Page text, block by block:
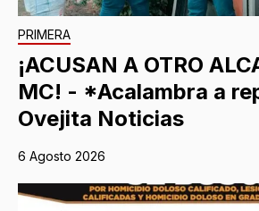
PRIMERA
¡ACUSAN A OTRO
MC! - *Acalambra a
Ovejita Noticias
6 Agosto 2026